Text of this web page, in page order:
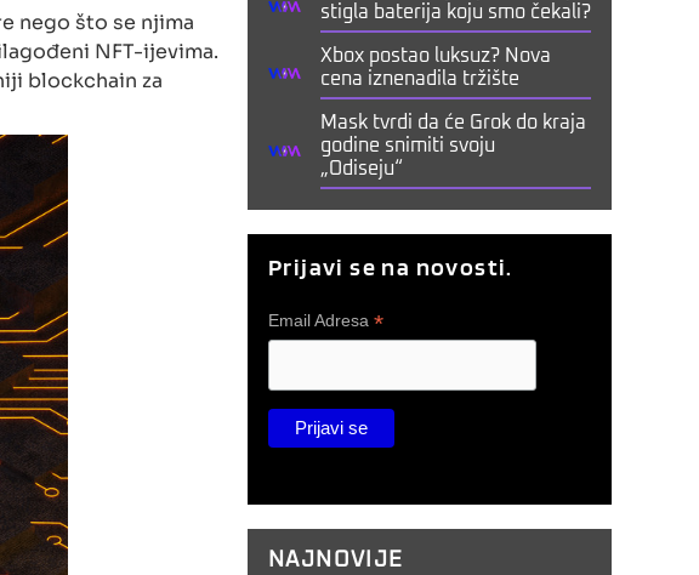
nego što se njima
NFT-ijevima.
blockchain za
stigla baterija koju smo čekali?
Xbox postao luksuz? Nova
cena iznenadila tržište
Mask tvrdi da će Grok do kraja
godine snimiti svoju
„Odiseju“
Prijavi se na novosti.
Email Adresa *
NAJNOVIJE